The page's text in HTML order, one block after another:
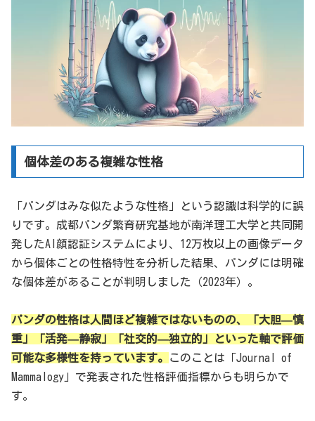
個体差のある複雑な性格
「パンダはみな似たような性格」という認識は科学的に誤
りです。成都パンダ繁育研究基地が南洋理工大学と共同開
発したAI顔認証システムにより、12万枚以上の画像データ
から個体ごとの性格特性を分析した結果、パンダには明確
な個体差があることが判明しました（2023年）。
パンダの性格は人間ほど複雑ではないものの、「大胆—慎
重」「活発—静寂」「社交的—独立的」といった軸で評価
可能な多様性を持っています。
このことは「Journal of
Mammalogy」で発表された性格評価指標からも明らかで
す。